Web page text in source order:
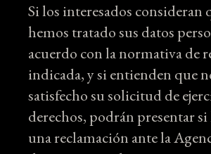
Si los interesados consideran
hemos tratado sus datos
acuerdo con la normativa de
indicada, y si entienden que
satisfecho su solicitud de
derechos, podrán presentar si
una reclamación ante la